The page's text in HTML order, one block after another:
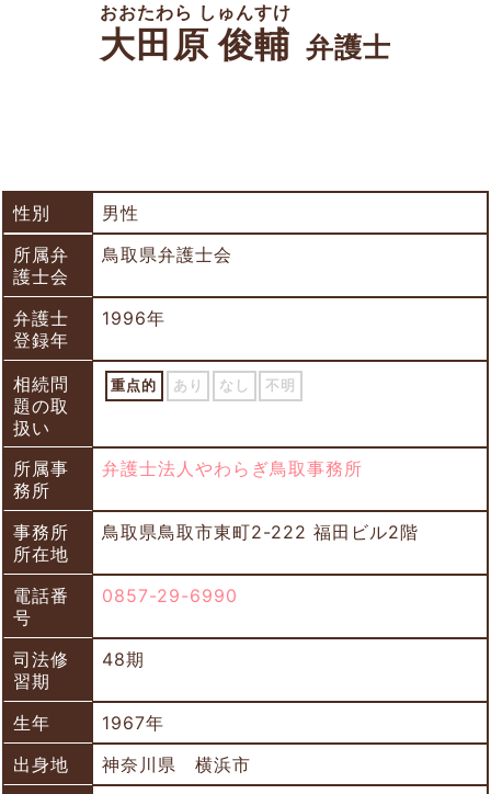
大田原 俊輔
おおたわら しゅんすけ
弁護士
性別
男性
所属弁
護士会
鳥取県弁護士会
弁護士
登録年
1996年
相続問
題の取
扱い
重点的 あり なし 不明
所属事
務所
弁護士法人やわらぎ鳥取事務所
事務所
所在地
鳥取県鳥取市東町2-222 福田ビル2階
電話番
号
0857-29-6990
司法修
習期
48期
生年
1967年
出身地
神奈川県 横浜市